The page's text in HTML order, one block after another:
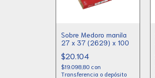
Sobre Medoro manila
27 x 37 (2629) x 100
$20.104
$19.098,80 con
Transferencia o depósito